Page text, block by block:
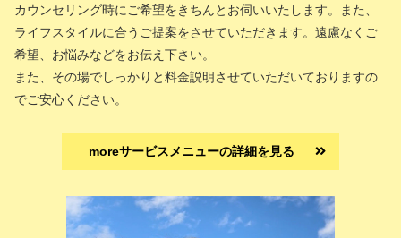
カウンセリング時にご希望をきちんとお伺いいたします。また、
ライフスタイルに合うご提案をさせていただきます。遠慮なくご
希望、お悩みなどをお伝え下さい。
また、その場でしっかりと料金説明させていただいておりますの
でご安心ください。
moreサービスメニューの詳細を見る